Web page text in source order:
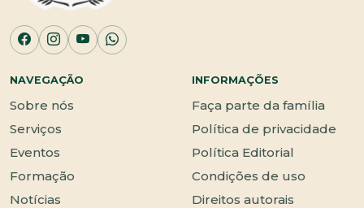
NAVEGAÇÃO
Sobre nós
Serviços
Eventos
Formação
Notícias
INFORMAÇÕES
Faça parte da família
Política de privacidade
Política Editorial
Condições de uso
Direitos autorais